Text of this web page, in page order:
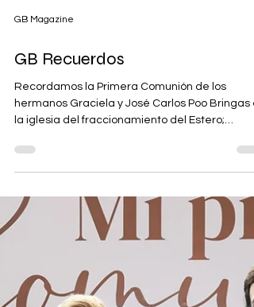
GB Recuerdos
Recordamos la Primera Comunión de los
la iglesia del fraccionamiento del Estero;
quienes estuvieron acompañados de sus
padres, José Carlos Poo Gil y Carolina Bringas